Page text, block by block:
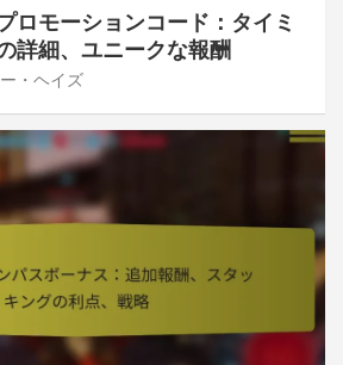
ロモーションコード：タイミ
詳細、ユニークな報酬
・ヘイズ